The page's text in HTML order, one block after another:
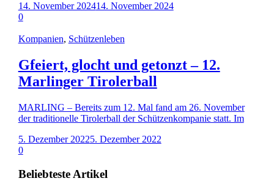
14. November 202414. November 2024
0
Kompanien, Schützenleben
Gfeiert, glocht und getonzt – 12.
Marlinger Tirolerball
MARLING – Bereits zum 12. Mal fand am 26. November
der traditionelle Tirolerball der Schützenkompanie statt. Im
5. Dezember 20225. Dezember 2022
0
Beliebteste Artikel